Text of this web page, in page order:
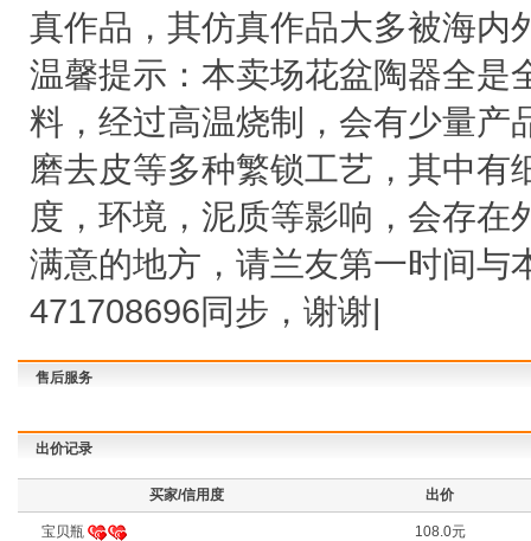
真作品，其仿真作品大多被海内
温馨提示：本卖场花盆陶器全是
料，经过高温烧制，会有少量产
磨去皮等多种繁锁工艺，其中
度，环境，泥质等影响，会存
满意的地方，请兰友第一时间与
471708696同步，谢谢|
售后服务
出价记录
买家/信用度 出价
宝贝瓶 108.0元